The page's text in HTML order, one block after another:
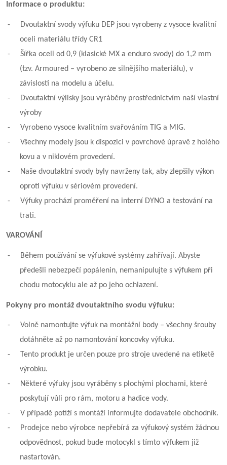
Informace o produktu:
-
Dvoutaktní svody výfuku DEP jsou vyrobeny z vysoce kvalitní
oceli materiálu třídy CR1
-
Šířka oceli od 0,9 (klasické MX a enduro svody) do 1,2 mm
(tzv. Armoured – vyrobeno ze silnějšího materiálu), v
závislosti na modelu a účelu.
-
Dvoutaktní výlisky jsou vyráběny prostřednictvím naší vlastní
výroby
-
Vyrobeno vysoce kvalitním svařováním TIG a MIG.
-
Všechny modely jsou k dispozici v povrchové úpravě z holého
kovu a v niklovém provedení.
-
Naše dvoutaktní svody byly navrženy tak, aby zlepšily výkon
oproti výfuku v sériovém provedení.
-
Výfuky prochází proměření na interní DYNO a testování na
trati.
VAROVÁNÍ
-
Během používání se výfukové systémy zahřívají. Abyste
předešli nebezpečí popálenin, nemanipulujte s výfukem při
chodu motocyklu ale až po jeho ochlazení.
Pokyny pro montáž dvoutaktního svodu výfuku:
-
Volně namontujte výfuk na montážní body – všechny šrouby
dotáhněte až po namontování koncovky výfuku.
-
Tento produkt je určen pouze pro stroje uvedené na etiketě
výrobku.
-
Některé výfuky jsou vyráběny s plochými plochami, které
poskytují vůli pro rám, motoru a hadice vody.
-
V případě potíží s montáží informujte dodavatele obchodník.
-
Prodejce nebo výrobce nepřebírá za výfukový systém žádnou
odpovědnost, pokud bude motocykl s tímto výfukem již
nastartován.